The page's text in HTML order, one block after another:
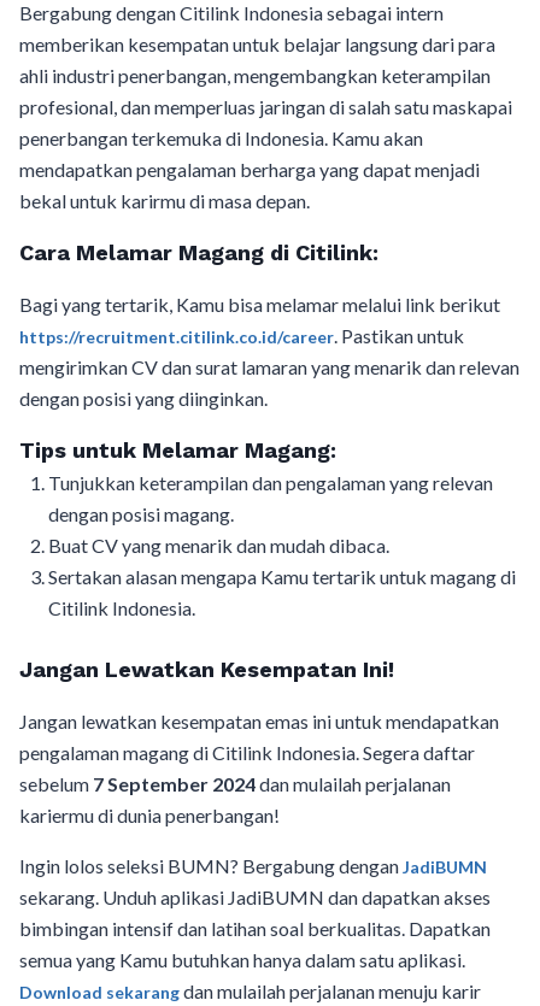
Bergabung dengan Citilink Indonesia sebagai intern
memberikan kesempatan untuk belajar langsung dari para
ahli industri penerbangan, mengembangkan keterampilan
profesional, dan memperluas jaringan di salah satu maskapai
penerbangan terkemuka di Indonesia. Kamu akan
mendapatkan pengalaman berharga yang dapat menjadi
bekal untuk karirmu di masa depan.
Cara Melamar Magang di Citilink:
Bagi yang tertarik, Kamu bisa melamar melalui link berikut
https://recruitment.citilink.co.id/career. Pastikan untuk
mengirimkan CV dan surat lamaran yang menarik dan relevan
dengan posisi yang diinginkan.
Tips untuk Melamar Magang:
Tunjukkan keterampilan dan pengalaman yang relevan
dengan posisi magang.
Buat CV yang menarik dan mudah dibaca.
Sertakan alasan mengapa Kamu tertarik untuk magang di
Citilink Indonesia.
Jangan Lewatkan Kesempatan Ini!
Jangan lewatkan kesempatan emas ini untuk mendapatkan
pengalaman magang di Citilink Indonesia. Segera daftar
sebelum 7 September 2024dan mulailah perjalanan
kariermu di dunia penerbangan!
Ingin lolos seleksi BUMN? Bergabung denganJadiBUMN
sekarang. Unduh aplikasi JadiBUMN dan dapatkan akses
bimbingan intensif dan latihan soal berkualitas. Dapatkan
semua yang Kamu butuhkan hanya dalam satu aplikasi.
Download sekarangdan mulailah perjalanan menuju karir